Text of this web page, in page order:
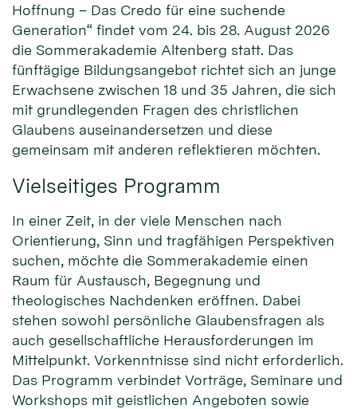
Hoffnung – Das Credo für eine suchende
Generation“ findet vom 24. bis 28. August 2026
die Sommerakademie Altenberg statt. Das
fünftägige Bildungsangebot richtet sich an junge
Erwachsene zwischen 18 und 35 Jahren, die sich
mit grundlegenden Fragen des christlichen
Glaubens auseinandersetzen und diese
gemeinsam mit anderen reflektieren möchten.
Vielseitiges Programm
In einer Zeit, in der viele Menschen nach
Orientierung, Sinn und tragfähigen Perspektiven
suchen, möchte die Sommerakademie einen
Raum für Austausch, Begegnung und
theologisches Nachdenken eröffnen. Dabei
stehen sowohl persönliche Glaubensfragen als
auch gesellschaftliche Herausforderungen im
Mittelpunkt. Vorkenntnisse sind nicht erforderlich.
Das Programm verbindet Vorträge, Seminare und
Workshops mit geistlichen Angeboten sowie